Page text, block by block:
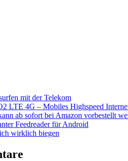
mit der Telekom
LTE 4G – Mobiles Highspeed
ab sofort bei Amazon vorbestellt
Feedreader für Android
wirklich biegen